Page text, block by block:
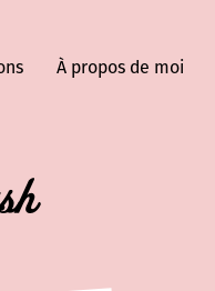
À propos de moi